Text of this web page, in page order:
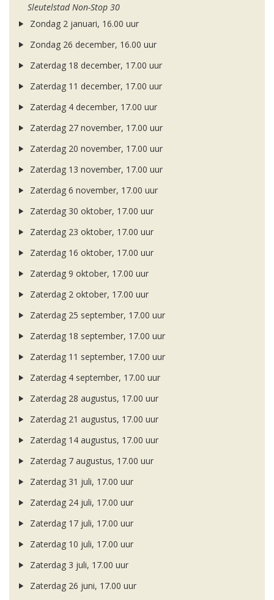
Sleutelstad Non-Stop 30
Zondag 2 januari, 16.00 uur
Zondag 26 december, 16.00 uur
Zaterdag 18 december, 17.00 uur
Zaterdag 11 december, 17.00 uur
Zaterdag 4 december, 17.00 uur
Zaterdag 27 november, 17.00 uur
Zaterdag 20 november, 17.00 uur
Zaterdag 13 november, 17.00 uur
Zaterdag 6 november, 17.00 uur
Zaterdag 30 oktober, 17.00 uur
Zaterdag 23 oktober, 17.00 uur
Zaterdag 16 oktober, 17.00 uur
Zaterdag 9 oktober, 17.00 uur
Zaterdag 2 oktober, 17.00 uur
Zaterdag 25 september, 17.00 uur
Zaterdag 18 september, 17.00 uur
Zaterdag 11 september, 17.00 uur
Zaterdag 4 september, 17.00 uur
Zaterdag 28 augustus, 17.00 uur
Zaterdag 21 augustus, 17.00 uur
Zaterdag 14 augustus, 17.00 uur
Zaterdag 7 augustus, 17.00 uur
Zaterdag 31 juli, 17.00 uur
Zaterdag 24 juli, 17.00 uur
Zaterdag 17 juli, 17.00 uur
Zaterdag 10 juli, 17.00 uur
Zaterdag 3 juli, 17.00 uur
Zaterdag 26 juni, 17.00 uur